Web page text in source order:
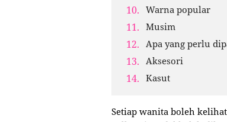
Warna popular
Musim
Apa yang perlu
Aksesori
Kasut
Setiap wanita boleh